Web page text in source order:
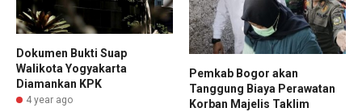
Dokumen Bukti Suap
Walikota Yogyakarta
Diamankan KPK
4 year ago
Pemkab Bogor akan
Tanggung Biaya Perawatan
Korban Majelis Taklim